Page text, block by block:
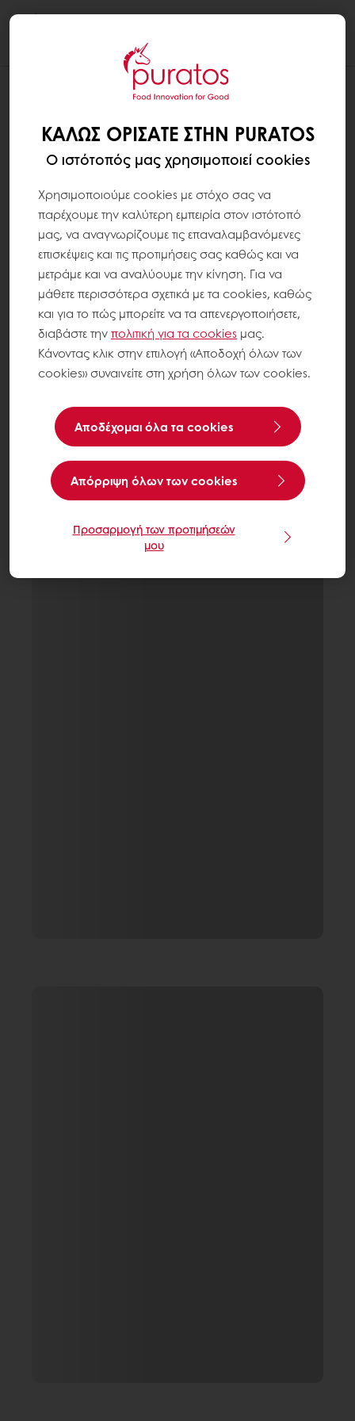
ΚΑΛΏΣ ΟΡΊΣΑΤΕ ΣΤΗΝ PURATOS
Ο ιστότοπός μας χρησιμοποιεί cookies
Χρησιμοποιούμε cookies με στόχο σας να
παρέχουμε την καλύτερη εμπειρία στον ιστότοπό
μας, να αναγνωρίζουμε τις επαναλαμβανόμενες
επισκέψεις και τις προτιμήσεις σας καθώς και να
μετράμε και να αναλύουμε την κίνηση. Για να
μάθετε περισσότερα σχετικά με τα cookies, καθώς
και για το πώς μπορείτε να τα απενεργοποιήσετε,
διαβάστε τηνπολιτική για τα cookies μας.
Κάνοντας κλικ στην επιλογή «Αποδοχή όλων των
cookies» συναινείτε στη χρήση όλων των cookies.
Αποδέχομαι όλα τα cookies
Aπόρριψη όλων των cookies
Προσαρμογή των προτιμήσεών
μου